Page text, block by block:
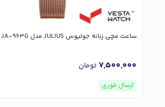
ساعت مچی زنانه جولیوس JULIUS مدل JA-963G
7,500,000 تومان
ارسال فوری